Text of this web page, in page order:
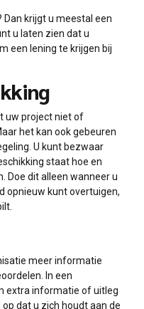
Dan krijgt u meestal een
u laten zien dat u
een lening te krijgen bij
uw project niet of
het kan ook gebeuren
U kunt bezwaar
staat hoe en
Doe dit alleen wanneer u
opnieuw kunt overtuigen,
meer informatie
In een
extra informatie of uitleg
dat u zich houdt aan de